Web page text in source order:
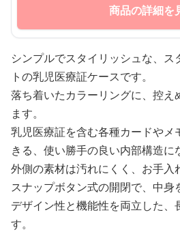
商品の詳細を
シンプルでスタイリッシュな、
トの乳児医療証ケースです。
落ち着いたカラーリングに、控え
ます。
乳児医療証を含む各種カードやメ
きる、使い勝手の良い内部構造に
外側の素材は汚れにくく、お手入
スナップボタン式の開閉で、中身
デザイン性と機能性を両立した
す。